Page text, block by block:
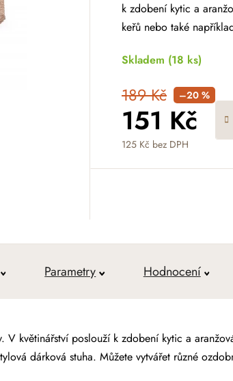
k zdobení kytic a
keřů nebo také
Skladem (18 ks)
189 Kč –20 %
151 Kč
125 Kč bez DPH
Měrná cena:
Parametry Hodnocení
květinářství poslouží k zdobení kytic a
dárková stuha. Můžete vytvářet různé